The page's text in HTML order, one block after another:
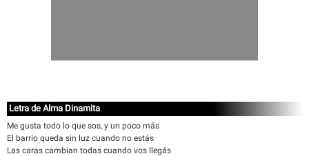
Letra de Alma Dinamita
Me gusta todo lo que sos, y un poco más
El barrio queda sin luz cuando no estás
Las caras cambian todas cuando vos llegás